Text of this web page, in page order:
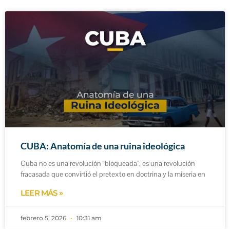
CUBA: Anatomía de una ruina ideológica
Cuba no es una revolución “bloqueada”, es una revolución
fracasada que convirtió el pretexto en doctrina y la miseria en
LEER MÁS »
febrero 5, 2026 10:31 am